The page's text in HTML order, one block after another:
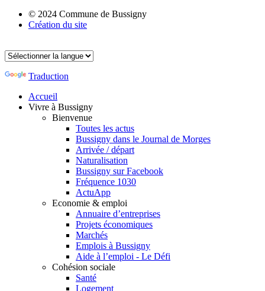
© 2024 Commune de Bussigny
Création du site
Traduction
Accueil
Vivre à Bussigny
Bienvenue
Toutes les actus
Bussigny dans le Journal de Morges
Arrivée / départ
Naturalisation
Bussigny sur Facebook
Fréquence 1030
ActuApp
Economie & emploi
Annuaire d’entreprises
Projets économiques
Marchés
Emplois à Bussigny
Aide à l’emploi - Le Défi
Cohésion sociale
Santé
Logement